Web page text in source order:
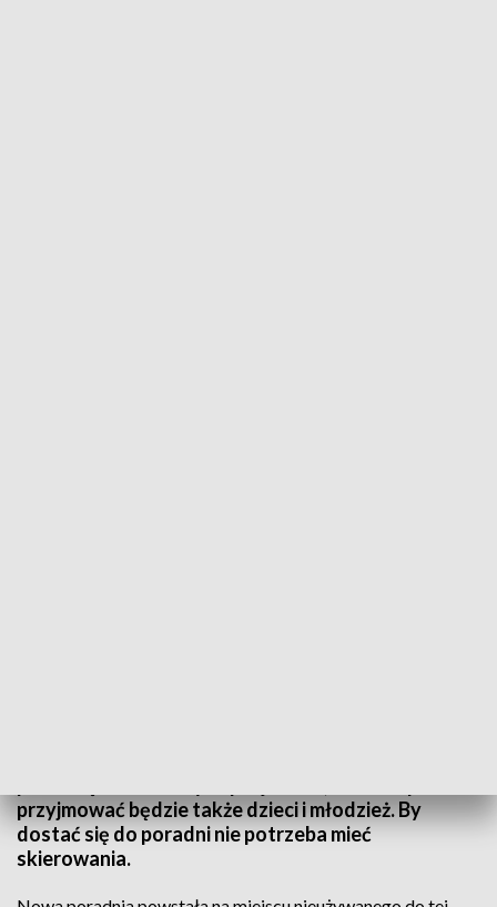
przyjmować będzie także dzieci i młodzież. By
dostać się do poradni nie potrzeba mieć
skierowania.